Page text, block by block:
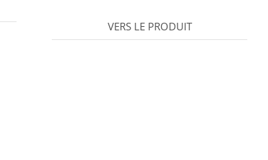
VERS LE PRODUIT